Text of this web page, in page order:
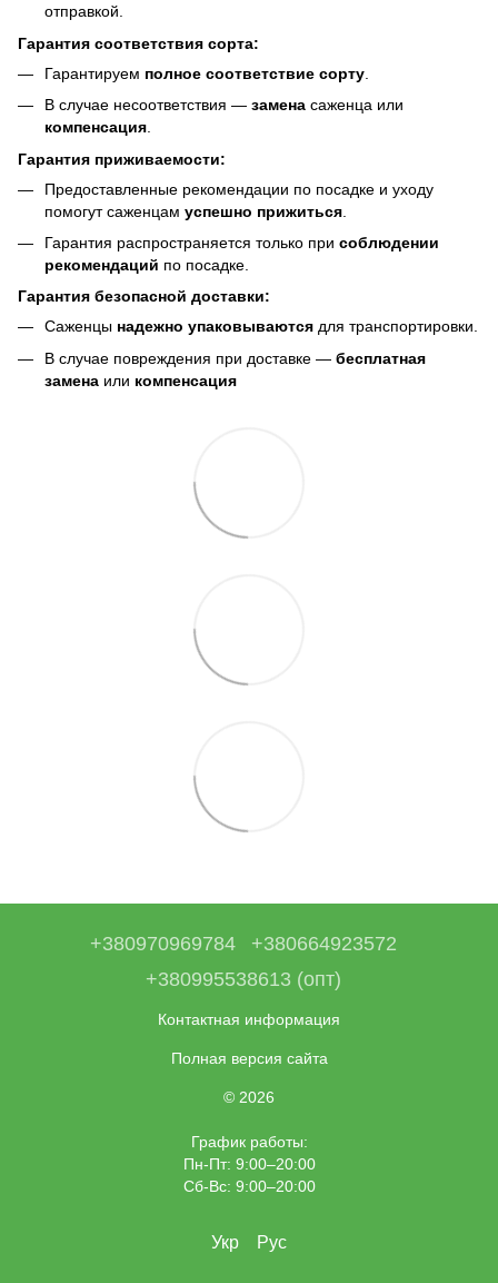
отправкой.
Гарантия соответствия сорта:
Гарантируем полное соответствие сорту
В случае несоответствия — замена саженца или
компенсация.
Гарантия приживаемости:
Предоставленные рекомендации по посадке и уходу
помогут саженцам успешно прижиться
Гарантия распространяется только при соблюдении
рекомендаций по посадке.
Гарантия безопасной доставки:
Саженцы надежно упаковываются для транспортировки.
В случае повреждения при доставке — бесплатная
замена или компенсация
+380970969784
+380664923572
+380995538613 (опт)
Контактная информация
Полная версия сайта
© 2026
График работы:
Пн-Пт: 9:00–20:00
Сб-Вс: 9:00–20:00
Укр Рус